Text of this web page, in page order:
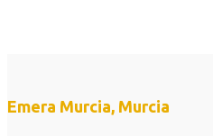
Emera Murcia, Murcia